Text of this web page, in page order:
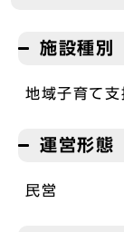
施設種別
地域子育て支
運営形態
民営